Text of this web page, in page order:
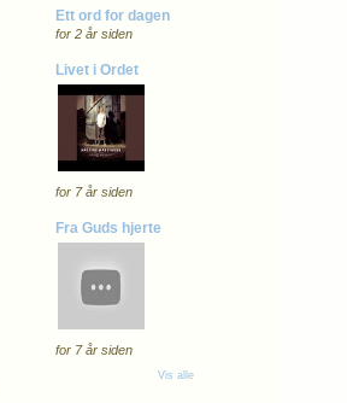
Ett ord for dagen
for 2 år siden
Livet i Ordet
for 7 år siden
Fra Guds hjerte
for 7 år siden
Vis alle